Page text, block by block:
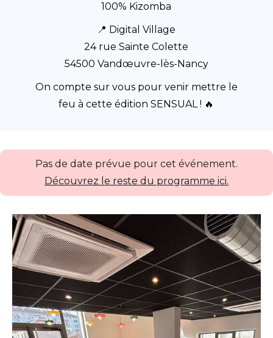
100% Kizomba
📍 Digital Village
24 rue Sainte Colette
54500 Vandœuvre-lès-Nancy
On compte sur vous pour venir mettre le
feu à cette édition SENSUAL ! 🔥
Pas de date prévue pour cet événement.
Découvrez le reste du programme ici.